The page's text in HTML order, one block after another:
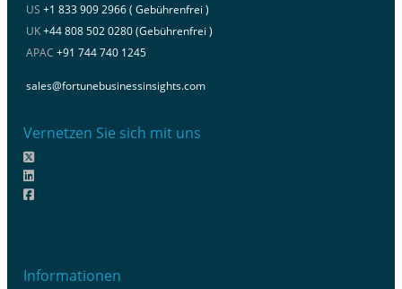
US +1 833 909 2966 ( Gebührenfrei )
UK+44 808 502 0280 (Gebührenfrei )
APAC +91 744 740 1245
sales@fortunebusinessinsights.com
Vernetzen Sie sich mit uns
Informationen